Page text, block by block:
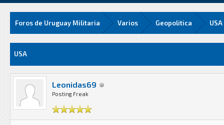
Foros de Uruguay Militaria Varios Geopolitica USA
USA
Leonidas69
Posting Freak